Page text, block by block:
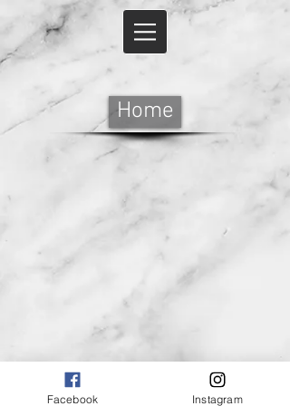
Home
Facebook Instagram